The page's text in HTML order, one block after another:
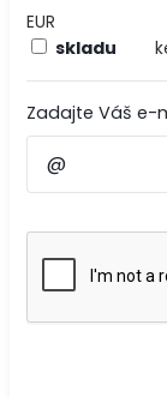
EUR
skladu
Zadajte Váš e-